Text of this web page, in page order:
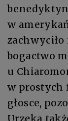
w
bogactwo
u
w prostych
głosce,
Urzeka